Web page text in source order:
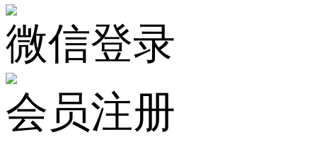
微信登录
会员注册